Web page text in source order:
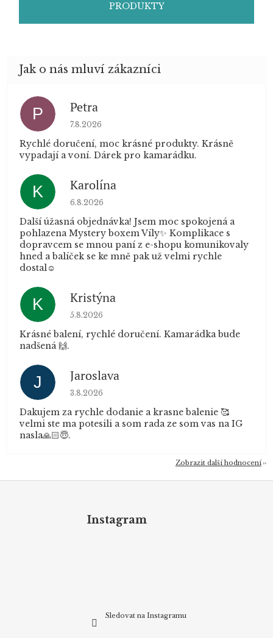
PRODUKTY
P Petra
Hodnocení obchodu je 5 z 5 hvězdiček.
7.8.2026
Rychlé doručení, moc krásné produkty. Krásně
vypadají a voní. Dárek pro kamarádku.
K Karolína
Hodnocení obchodu je 5 z 5 hvězdiček.
6.8.2026
Další úžasná objednávka! Jsem moc spokojená a
pohlazena Mystery boxem Víly✨ Komplikace s
dopravcem se mnou paní z e-shopu komunikovaly
hned a balíček se ke mně pak už velmi rychle
dostal☺️
K Kristýna
Hodnocení obchodu je 5 z 5 hvězdiček.
5.8.2026
Krásné balení, rychlé doručení. Kamarádka bude
nadšená 🙌.
J Jaroslava
Hodnocení obchodu je 5 z 5 hvězdiček.
3.8.2026
Dakujem za rychle dodanie a krasne balenie 🥰
velmi ste ma potesili a som rada ze som vas na IG
nasla🙏🏻😇.
Zobrazit další hodnocení
Instagram
Sledovat na Instagramu